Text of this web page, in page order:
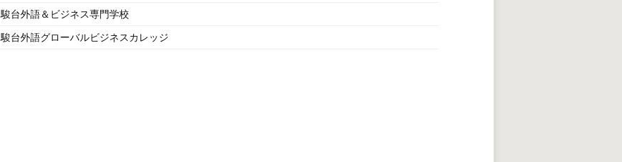
駿台外語＆ビジネス専門学校
駿台外語グローバルビジネスカレッジ